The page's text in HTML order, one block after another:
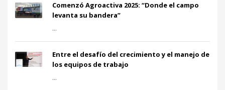
Comenzó Agroactiva 2025: “Donde el campo
levanta su bandera”
...
Entre el desafío del crecimiento y el manejo de
los equipos de trabajo
...